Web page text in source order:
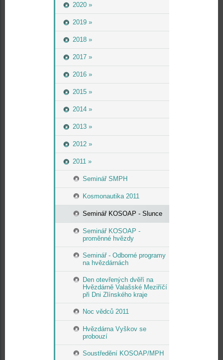
2020 »
2019 »
2018 »
2017 »
2016 »
2015 »
2014 »
2013 »
2012 »
2011 »
Seminář SMPH
Kosmonautika 2011
Seminář KOSOAP - Slunce
Seminář KOSOAP -
proměnné hvězdy
Seminář - Odborné programy
na hvězdárnách
Den otevřených dvěří na
Hvězdárně Valašské Meziříčí
při Dni Zlínského kraje
Noc vědců 2011
Hvězdárna Vyškov se
probouzí
Soustředění KOSOAP/MPH